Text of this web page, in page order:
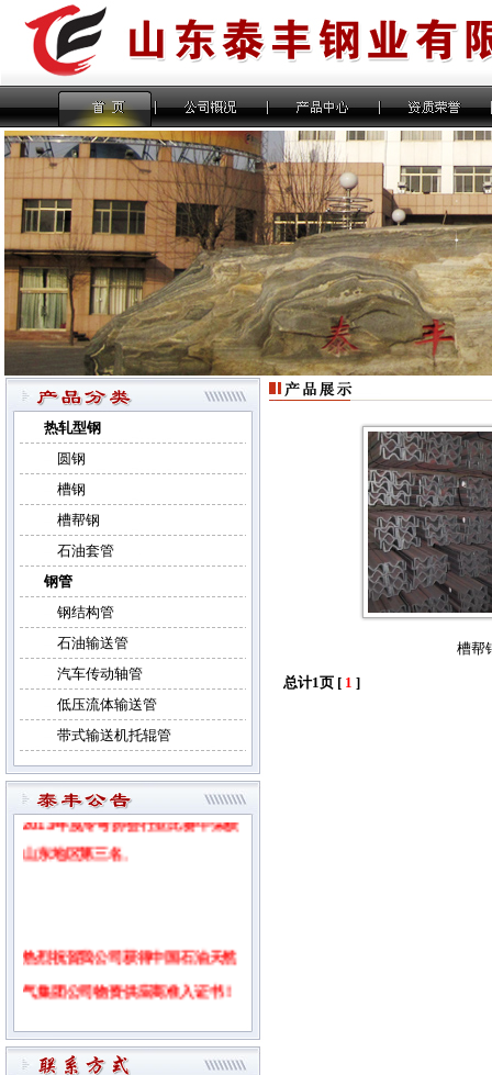
热轧型钢
圆钢
槽钢
槽帮钢
石油套管
钢管
钢结构管
石油输送管
汽车传动轴管
低压流体输送管
带式输送机托辊管
热烈祝贺山东泰丰钢业有限公司在
2013年度冷弯协会行业比赛中荣获
山东地区第三名
热烈祝贺我公司获得中国石油天然
气集团公司物资供应商准入证书！
2010年5月28日，中国钢协冷弯型
槽帮
总计1页 [ 1 ]